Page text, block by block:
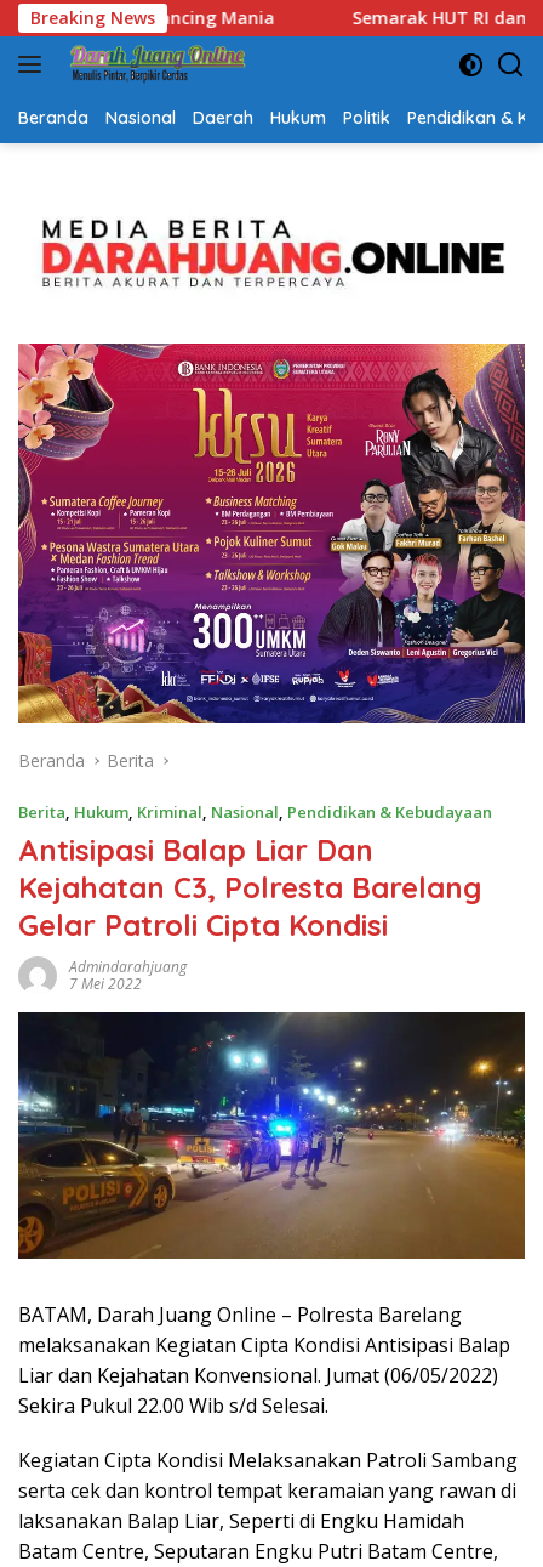
Langsung
ke
konten
Breaking News
HUT RI dan Hari Jadi Kalsel, Gerak Jalan Jadi Ajang
Beranda Nasional Daerah Hukum Politik Pendidikan &
Beranda Berita
Berita, Hukum, Kriminal, Nasional, Pendidikan & Kebudayaan
Antisipasi Balap Liar Dan
Kejahatan C3, Polresta Barelang
Gelar Patroli Cipta Kondisi
Admindarahjuang
7 Mei 2022
BATAM, Darah Juang Online – Polresta Barelang
melaksanakan Kegiatan Cipta Kondisi Antisipasi Balap
Liar dan Kejahatan Konvensional. Jumat (06/05/2022)
Sekira Pukul 22.00 Wib s/d Selesai.
Kegiatan Cipta Kondisi Melaksanakan Patroli Sambang
serta cek dan kontrol tempat keramaian yang rawan di
laksanakan Balap Liar, Seperti di Engku Hamidah
Batam Centre, Seputaran Engku Putri Batam Centre,